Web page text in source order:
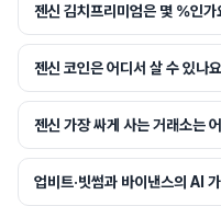
젠신 김치프리미엄은 몇 %인가
젠신 코인은 어디서 살 수 있나
젠신 가장 싸게 사는 거래소는
업비트·빗썸과 바이낸스의 AI